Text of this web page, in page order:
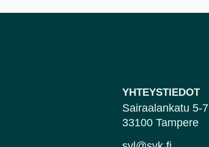
YHTEYSTIEDOT
Sairaalankatu 5-7
33100 Tampere